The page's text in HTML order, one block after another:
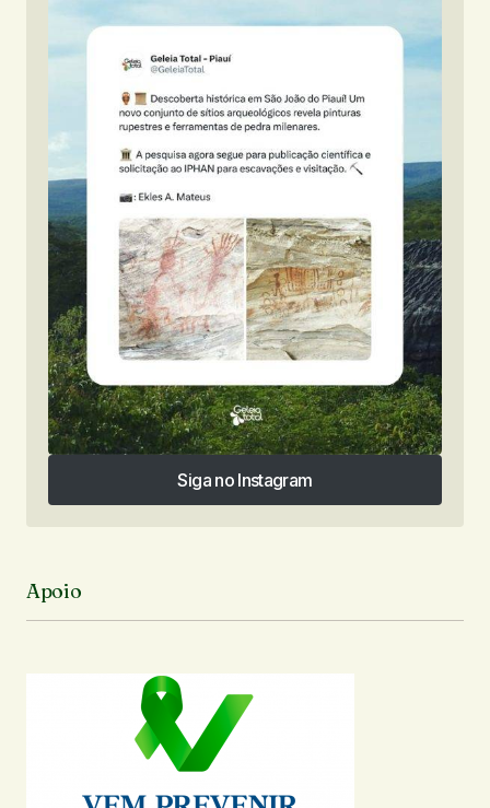
Siga no Instagram
Siga no Instagram
Apoio